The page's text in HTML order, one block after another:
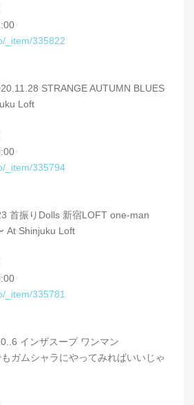
_item/335822
STRANGE AUTUMN BLUES
Loft
_item/335794
首振りDolls 新宿LOFT one-man
At Shinjuku Loft
_item/335781
インザスープ ワンマン
ガムシャラにやってみればいいじゃ